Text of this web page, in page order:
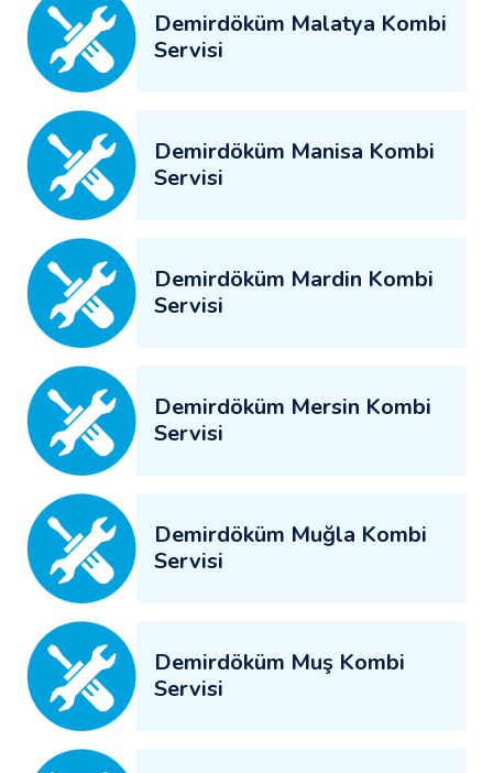
Demirdöküm Malatya Kombi
Servisi
Demirdöküm Manisa Kombi
Servisi
Demirdöküm Mardin Kombi
Servisi
Demirdöküm Mersin Kombi
Servisi
Demirdöküm Muğla Kombi
Servisi
Demirdöküm Muş Kombi
Servisi